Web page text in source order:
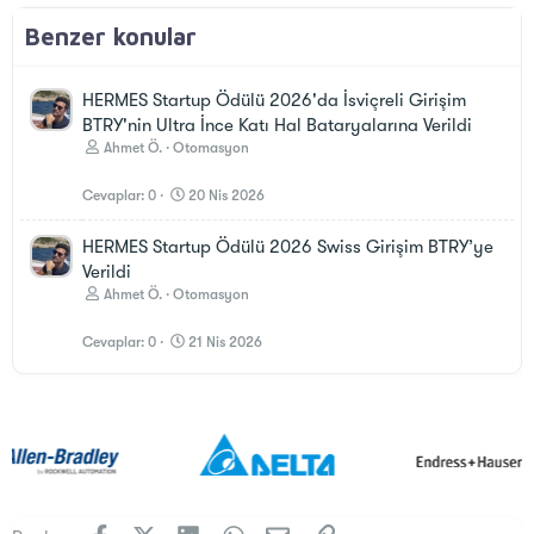
Benzer konular
HERMES Startup Ödülü 2026'da İsviçreli Girişim
BTRY'nin Ultra İnce Katı Hal Bataryalarına Verildi
Ahmet Ö. Otomasyon
Cevaplar 0 20 Nis 2026
HERMES Startup Ödülü 2026 Swiss Girişim BTRY’ye
Verildi
Ahmet Ö. Otomasyon
Cevaplar 0 21 Nis 2026